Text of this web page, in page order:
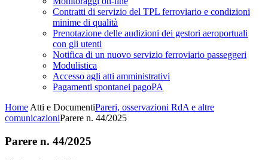
Contratti di servizio del TPL ferroviario e condizioni
minime di qualità
Prenotazione delle audizioni dei gestori aeroportuali
con gli utenti
Notifica di un nuovo servizio ferroviario passeggeri
Modulistica
Accesso agli atti amministrativi
Pagamenti spontanei pagoPA
Home Atti e DocumentiPareri, osservazioni RdA e altre
comunicazioniParere n. 44/2025
Parere n. 44/2025